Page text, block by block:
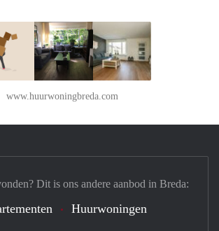
www.huurwoningbreda.com
Dit is ons andere aanbod in Breda:
Huurwoningen